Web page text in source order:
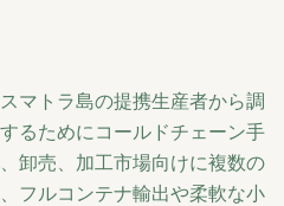
マトラ島の提携生産者から調
るためにコールドチェーン手
卸売、加工市場向けに複数の
フルコンテナ輸出や柔軟な小